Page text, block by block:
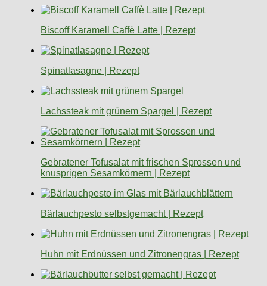
Biscoff Karamell Caffè Latte | Rezept
Spinatlasagne | Rezept
Lachssteak mit grünem Spargel | Rezept
Gebratener Tofusalat mit frischen Sprossen und
knusprigen Sesamkörnern | Rezept
Bärlauchpesto selbstgemacht | Rezept
Huhn mit Erdnüssen und Zitronengras | Rezept